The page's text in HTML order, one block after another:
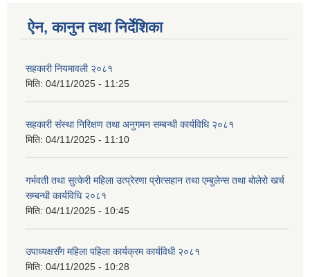
ऐन, कानुन तथा निर्देशिका
सहकारी नियमावली २०८१
मिति: 04/11/2025 - 11:25
सहकारी संस्था निरिक्षण तथा अनुगमन सम्बन्धी कार्यविधि २०८१
मिति: 04/11/2025 - 11:10
गर्भवती तथा सुत्केरी महिला उत्प्रेरणा प्रोत्सहान तथा एम्बुलेन्स तथा बोलेरो खर्च
सम्बन्धी कार्यविधि २०८१
मिति: 04/11/2025 - 10:45
उपाध्यक्षसँग महिला पहिला कार्यक्रम कार्यविधी २०८१
मिति: 04/11/2025 - 10:28